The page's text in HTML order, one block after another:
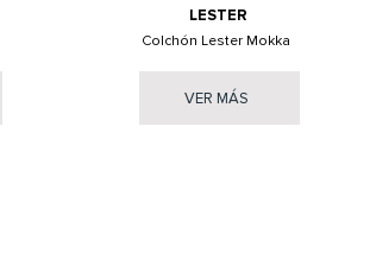
LESTER
Colchón Lester Mokka
VER MÁS